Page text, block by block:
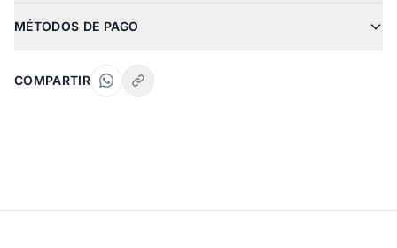
MÉTODOS DE PAGO
COMPARTIR